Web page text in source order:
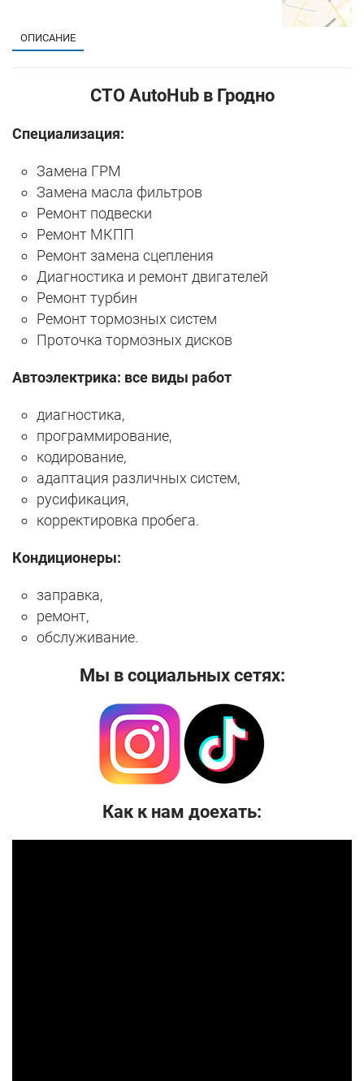
ОПИСАНИЕ
СТО AutoHub в Гродно
Специализация:
Замена ГРМ
Замена масла фильтров
Ремонт подвески
Ремонт МКПП
Ремонт замена сцепления
Диагностика и ремонт двигателей
Ремонт турбин
Ремонт тормозных систем
Проточка тормозных дисков
Автоэлектрика: все виды работ
диагностика,
программирование,
кодирование,
адаптация различных систем,
русификация,
корректировка пробега.
Кондиционеры:
заправка,
ремонт,
обслуживание.
Мы в социальных сетях:
Как к нам доехать: